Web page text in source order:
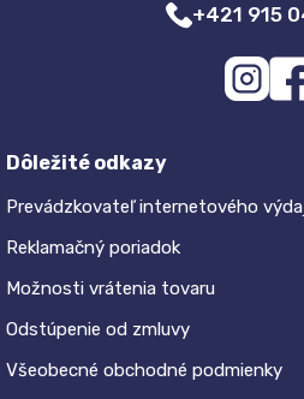
+421 915
Dôležité odkazy
Prevádzkovateľ internetového
Reklamačný poriadok
Možnosti vrátenia tovaru
Odstúpenie od zmluvy
Všeobecné obchodné podmienky